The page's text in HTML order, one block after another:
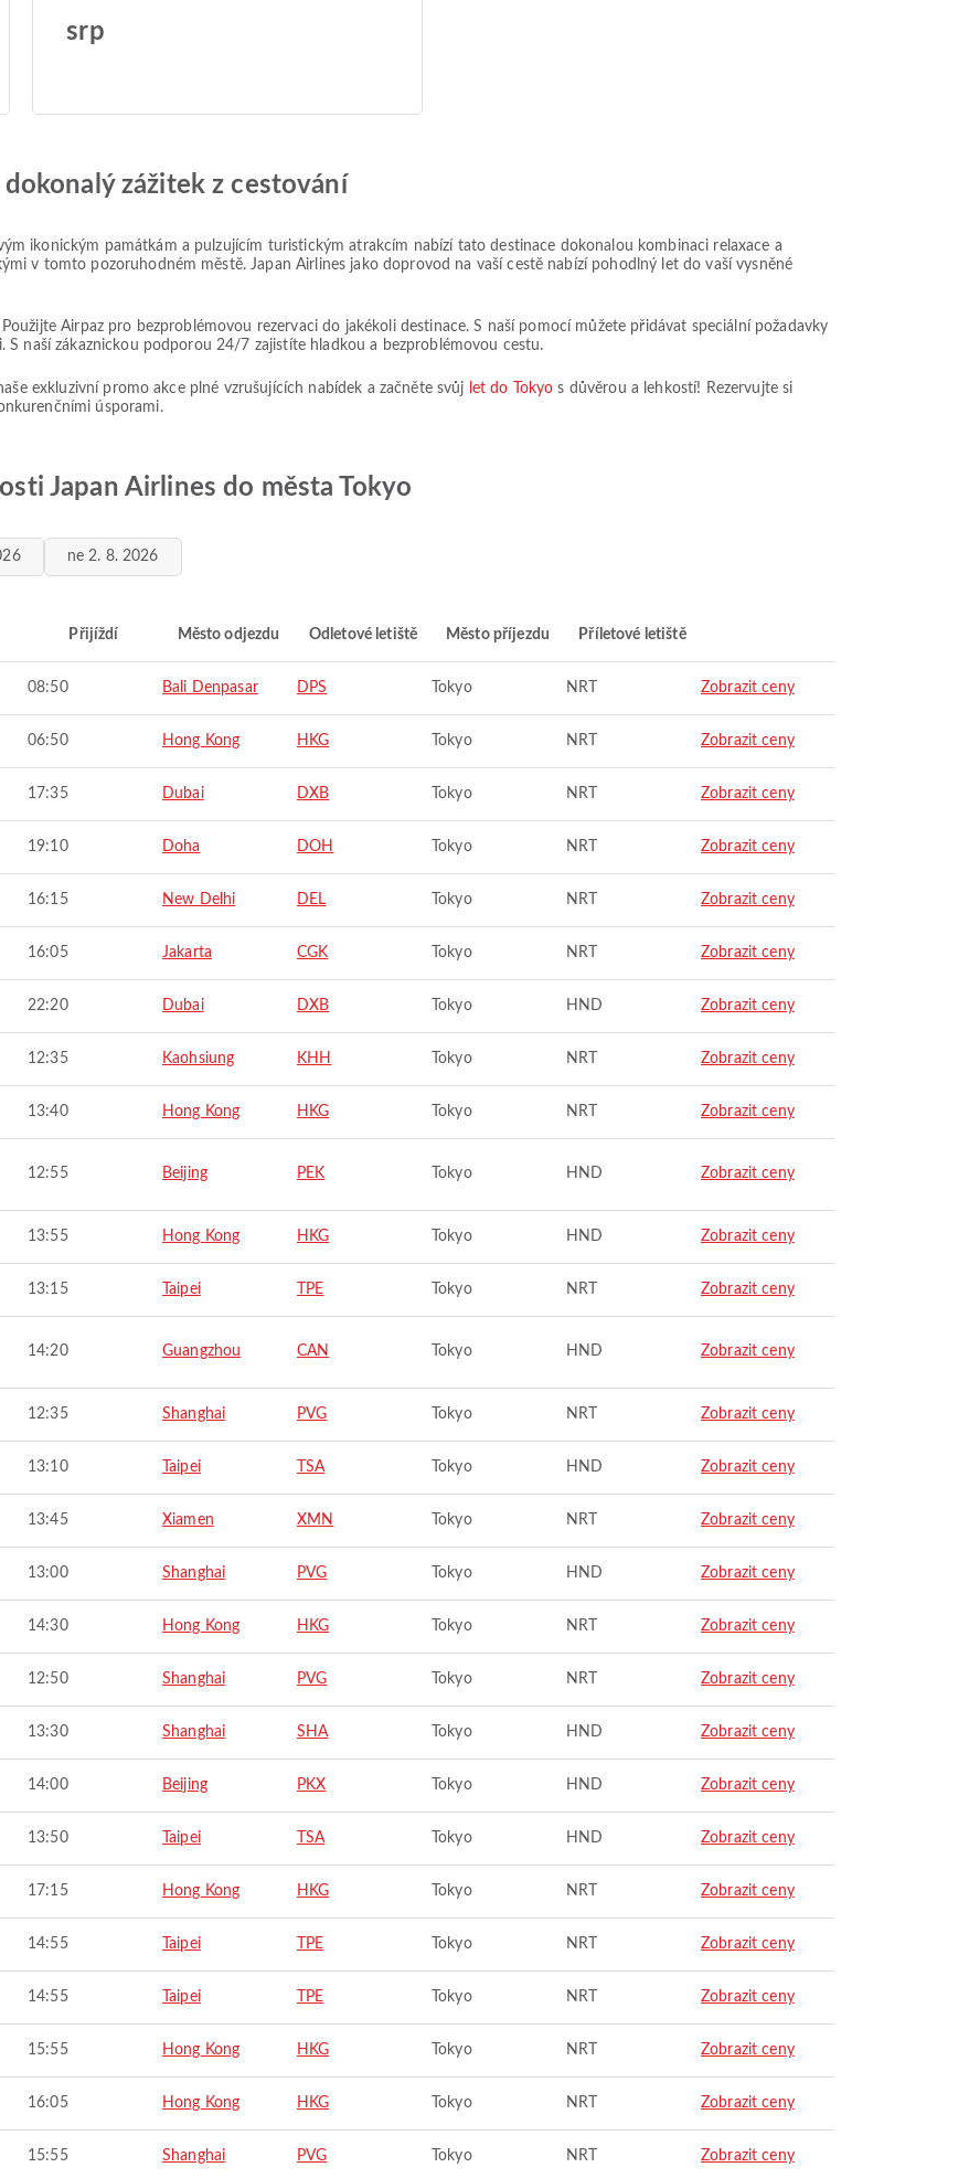
srp
zážitek z cestování
ikonickým památkám a pulzujícím turistickým atrakcím nabízí tato destinace dokonalou kombinaci relaxace a
v tomto pozoruhodném městě. Japan Airlines jako doprovod na vaší cestě nabízí pohodlný let do vaší vysněné
Airpaz pro bezproblémovou rezervaci do jakékoli destinace. S naší pomocí můžete přidávat speciální požadavky
S naší zákaznickou podporou 24/7 zajistíte hladkou a bezproblémovou cestu.
exkluzivní promo akce plné vzrušujících nabídek a začněte svůj let do Tokyo s důvěrou a lehkostí! Rezervujte si
úsporami.
Japan Airlines do města Tokyo
ne 2. 8. 2026
Přijíždí Město odjezdu Odletové letiště Město příjezdu Příletové letiště
08:50 Bali Denpasar DPS Tokyo NRT Zobrazit ceny
06:50 Hong Kong HKG Tokyo NRT Zobrazit ceny
17:35 Dubai DXB Tokyo NRT Zobrazit ceny
19:10 Doha DOH Tokyo NRT Zobrazit ceny
16:15 New Delhi DEL Tokyo NRT Zobrazit ceny
16:05 Jakarta CGK Tokyo NRT Zobrazit ceny
22:20 Dubai DXB Tokyo HND Zobrazit ceny
12:35 Kaohsiung KHH Tokyo NRT Zobrazit ceny
13:40 Hong Kong HKG Tokyo NRT Zobrazit ceny
12:55 Beijing PEK Tokyo HND Zobrazit ceny
13:55 Hong Kong HKG Tokyo HND Zobrazit ceny
13:15 Taipei TPE Tokyo NRT Zobrazit ceny
14:20 Guangzhou CAN Tokyo HND Zobrazit ceny
12:35 Shanghai PVG Tokyo NRT Zobrazit ceny
13:10 Taipei TSA Tokyo HND Zobrazit ceny
13:45 Xiamen XMN Tokyo NRT Zobrazit ceny
13:00 Shanghai PVG Tokyo HND Zobrazit ceny
14:30 Hong Kong HKG Tokyo NRT Zobrazit ceny
12:50 Shanghai PVG Tokyo NRT Zobrazit ceny
13:30 Shanghai SHA Tokyo HND Zobrazit ceny
14:00 Beijing PKX Tokyo HND Zobrazit ceny
13:50 Taipei TSA Tokyo HND Zobrazit ceny
17:15 Hong Kong HKG Tokyo NRT Zobrazit ceny
14:55 Taipei TPE Tokyo NRT Zobrazit ceny
14:55 Taipei TPE Tokyo NRT Zobrazit ceny
15:55 Hong Kong HKG Tokyo NRT Zobrazit ceny
16:05 Hong Kong HKG Tokyo NRT Zobrazit ceny
15:55 Shanghai PVG Tokyo NRT Zobrazit ceny